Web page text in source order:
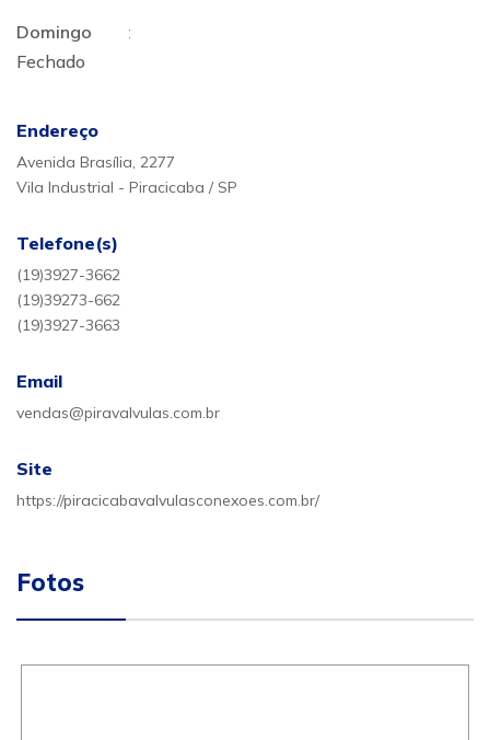
Domingo
:
Fechado
Endereço
Avenida Brasília, 2277
Vila Industrial - Piracicaba / SP
Telefone(s)
(19)3927-3662
(19)39273-662
(19)3927-3663
Email
vendas@piravalvulas.com.br
Site
https://piracicabavalvulasconexoes.com.br/
Fotos